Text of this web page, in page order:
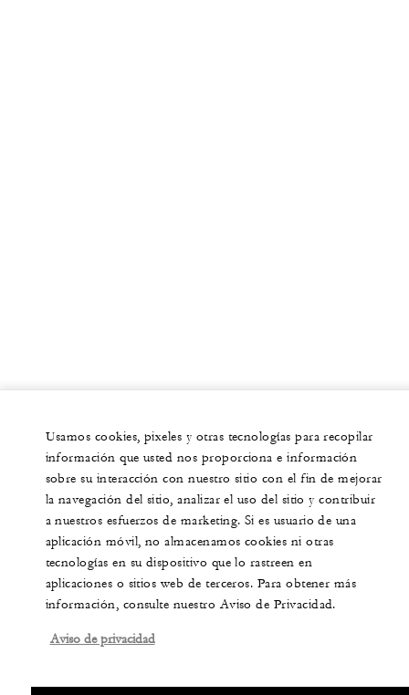
Usamos cookies, pixeles y otras tecnologías para recopilar
información que usted nos proporciona e información
sobre su interacción con nuestro sitio con el fin de mejorar
la navegación del sitio, analizar el uso del sitio y contribuir
a nuestros esfuerzos de marketing. Si es usuario de una
aplicación móvil, no almacenamos cookies ni otras
tecnologías en su dispositivo que lo rastreen en
aplicaciones o sitios web de terceros. Para obtener más
información, consulte nuestro Aviso de Privacidad.
Aviso de privacidad